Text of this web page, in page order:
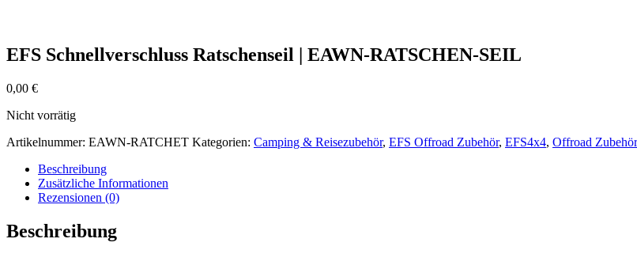
EFS Schnellverschluss Ratschenseil | EAWN-RATSCHEN-SEIL
0,00 €
Nicht vorrätig
Artikelnummer: EAWN-RATCHET Kategorien: Camping & Reisezubehör, EFS Offroad Zubehör, EFS4x4, Offroad Zubehör
Beschreibung
Zusätzliche Informationen
Rezensionen (0)
Beschreibung